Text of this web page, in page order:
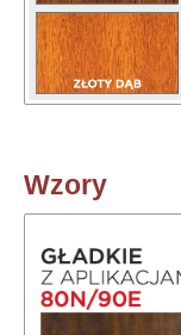
Wzory